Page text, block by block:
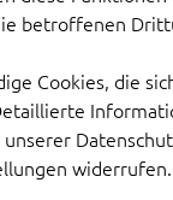
betroffenen
Cookies, die
widerrufen.
konzentrierter
Fälle
kürzester